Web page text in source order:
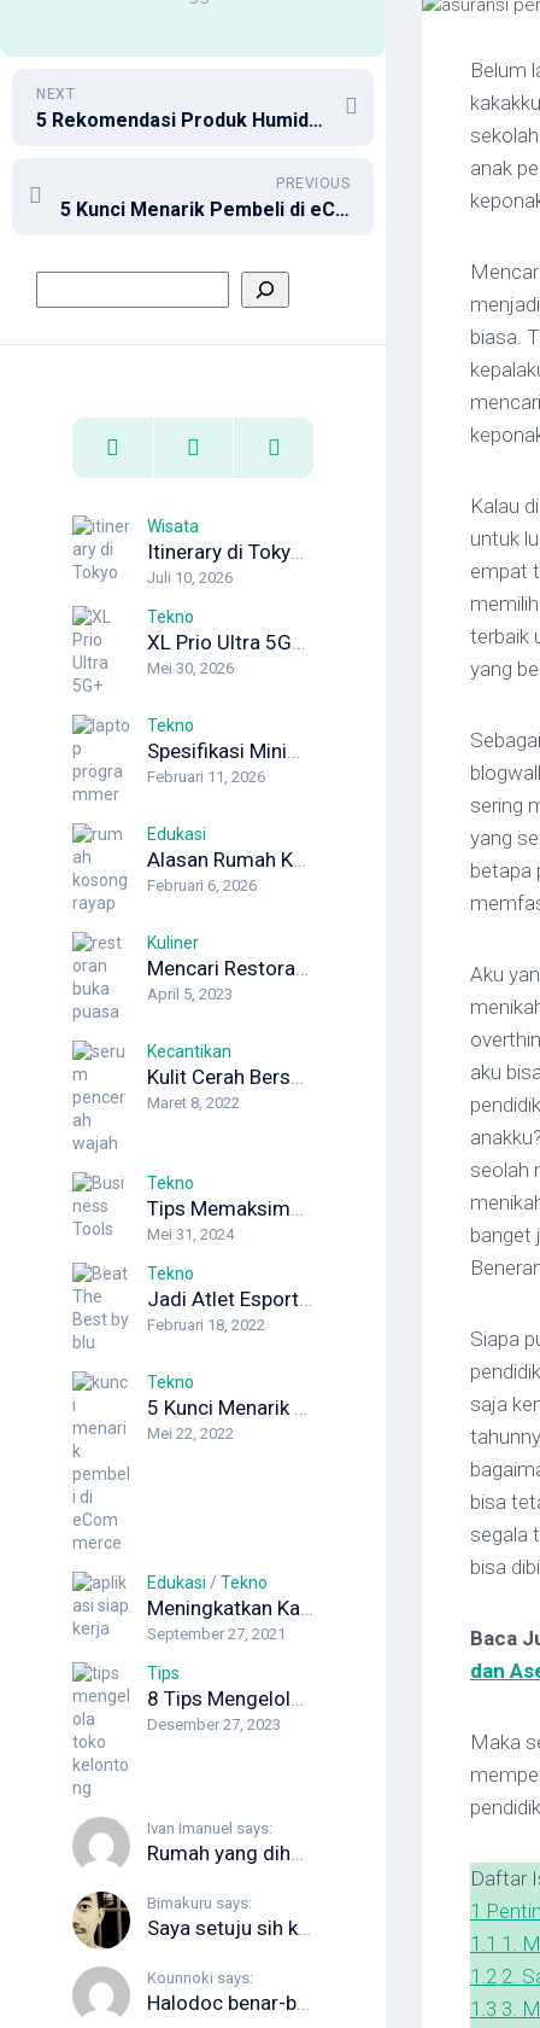
NEXT
5 Rekomendasi Produk Humidifier di Marketplace
PREVIOUS
5 Kunci Menarik Pembeli di eCommerce, Yuk Jualan Online!
Wisata
Itinerary di Tokyo 5 Hari untuk Wisata Pertama Kali
Juli 10, 2026
Tekno
XL Prio Ultra 5G+: Internet Unlimited dengan Koneksi Maksimal
Mei 30, 2026
Tekno
Spesifikasi Minimum Laptop Programmer yang Wajib Diketahui Developer
Februari 11, 2026
Edukasi
Alasan Rumah Kosong Justru Lebih Berisiko Rayap
Februari 6, 2026
Kuliner
Mencari Restoran Buka Puasa dengan Hidangan Khas dari Berbagai Daerah
April 5, 2023
Kecantikan
Kulit Cerah Berseri dengan Serum Pencerah Wajah dari Pond’s
Maret 8, 2022
Tekno
Tips Memaksimalkan Produktivitas dengan Manajemen Operasi Berbasis AI
Mei 31, 2024
Tekno
Jadi Atlet Esports Lewat Beat The Best by blu? Siapa Takut!
Februari 18, 2022
Tekno
5 Kunci Menarik Pembeli di eCommerce, Yuk Jualan Online!
Mei 22, 2022
Edukasi / Tekno
Meningkatkan Karier Cemerlang dengan Aplikasi Siap Kerja QuBisa
September 27, 2021
Tips
8 Tips Mengelola Toko Kelontong Agar Keuntungan Optimal
Desember 27, 2023
Ivan Imanuel says:
Rumah yang dihuni juga rentan diserang rayap min. Apalagi kalau kayunya...
Bimakuru says:
Saya setuju sih kalau RAM 16GB itu sekarang udah jadi “standar...
Kounnoki says:
Halodoc benar-benar sangat membantu. Waktu anak saya terkena DBD, banyak rumah...
Belum
anak
biasa.
Kalau
untuk
empat
terbaik
yang
sering
yang
betapa
Aku
aku
seolah
banget
Siapa
saja
bisa
segala
bisa
Baca
dan
Maka
Daftar
1
1.1 1.
1.2 2.
1.3 3.